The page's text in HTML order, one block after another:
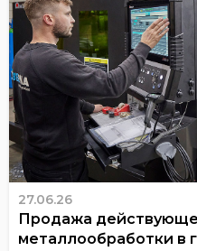
27.06.26
Продажа
металлообработки в